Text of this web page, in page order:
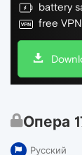
battery
free VPN
Опера
Русский